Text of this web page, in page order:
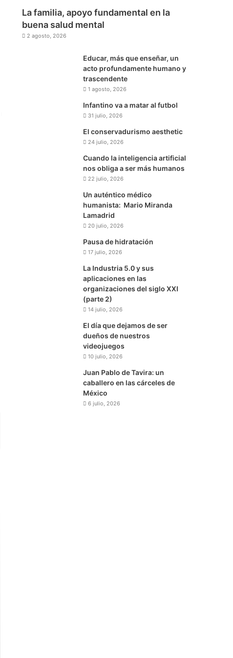
La familia, apoyo fundamental en la
buena salud mental
2 agosto, 2026
Educar, más que enseñar, un
acto profundamente humano y
trascendente
1 agosto, 2026
Infantino va a matar al futbol
31 julio, 2026
El conservadurismo aesthetic
24 julio, 2026
Cuando la inteligencia artificial
nos obliga a ser más humanos
22 julio, 2026
Un auténtico médico
humanista: Mario Miranda
Lamadrid
20 julio, 2026
Pausa de hidratación
17 julio, 2026
La Industria 5.0 y sus
aplicaciones en las
organizaciones del siglo XXI
(parte 2)
14 julio, 2026
El día que dejamos de ser
dueños de nuestros
videojuegos
10 julio, 2026
Juan Pablo de Tavira: un
caballero en las cárceles de
México
6 julio, 2026